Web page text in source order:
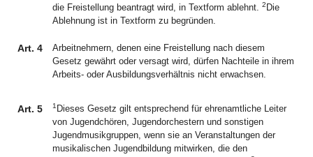
die Freistellung beantragt wird, in Textform ablehnt. 2 Die
Ablehnung ist in Textform zu begründen.
Art. 4
Arbeitnehmern, denen eine Freistellung nach diesem
Gesetz gewährt oder versagt wird, dürfen Nachteile in ihrem
Arbeits- oder Ausbildungsverhältnis nicht erwachsen.
Art. 5 1 Dieses Gesetz gilt entsprechend für ehrenamtliche Leiter
von Jugendchören, Jugendorchestern und sonstigen
Jugendmusikgruppen, wenn sie an Veranstaltungen der
musikalischen Jugendbildung mitwirken, die den